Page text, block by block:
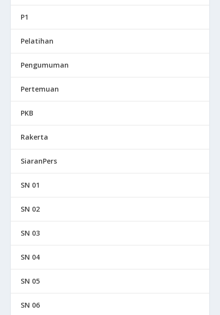
P1
Pelatihan
Pengumuman
Pertemuan
PKB
Rakerta
SiaranPers
SN 01
SN 02
SN 03
SN 04
SN 05
SN 06